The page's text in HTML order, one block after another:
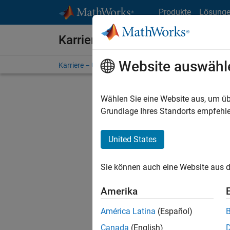
Produkte
Karriere bei MathWorks
Karriere – Übersicht Stellensuche
FILTER:
Stellen
Es
Region
Website
Wählen Sie eine Website aus, um
Grundlage Ihres Standorts
United States
Sie können auch eine Website aus
Amerika
América Latina (Español)
Canada (English)